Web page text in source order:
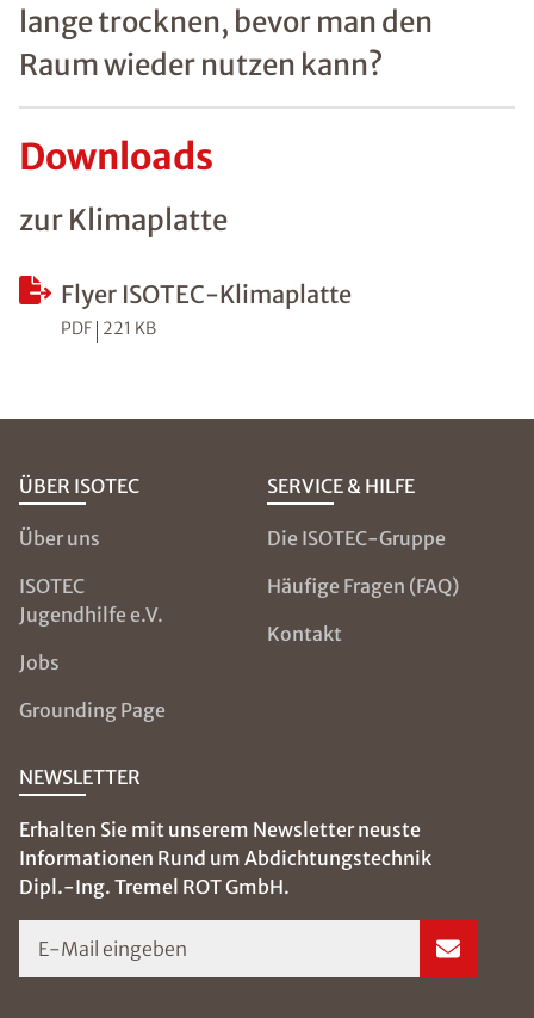
lange trocknen, bevor man den
Raum wieder nutzen kann?
Downloads
zur Klimaplatte
Flyer ISOTEC-Klimaplatte
PDF 221 KB
ÜBER ISOTEC
Über uns
ISOTEC
Jugendhilfe e.V.
Jobs
Grounding Page
SERVICE & HILFE
Die ISOTEC-Gruppe
Häufige Fragen (FAQ)
Kontakt
NEWSLETTER
Erhalten Sie mit unserem Newsletter neuste
Informationen Rund um Abdichtungstechnik
Dipl.-Ing. Tremel ROT GmbH.
E-Mail eingeben